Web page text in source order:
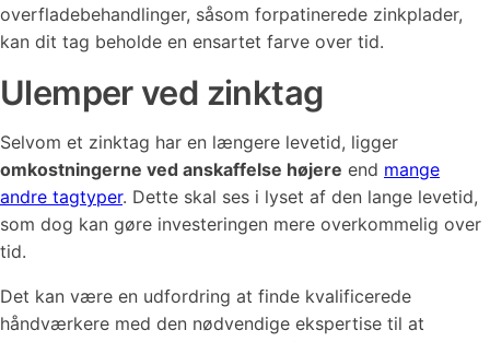
overfladebehandlinger, såsom forpatinerede zinkplader,
kan dit tag beholde en ensartet farve over tid.
Ulemper ved zinktag
Selvom et zinktag har en længere levetid, ligger
omkostningerne ved anskaffelse højere end mange
andre tagtyper. Dette skal ses i lyset af den lange levetid,
som dog kan gøre investeringen mere overkommelig over
tid.
Det kan være en udfordring at finde kvalificerede
håndværkere med den nødvendige ekspertise til at